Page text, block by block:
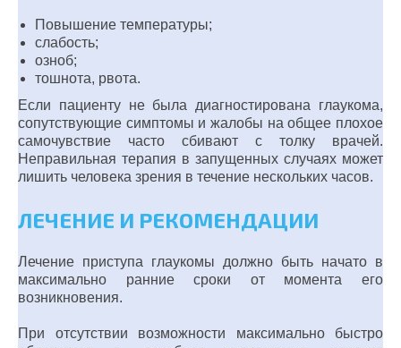
Повышение температуры;
слабость;
озноб;
тошнота, рвота.
Если пациенту не была диагностирована глаукома,
сопутствующие симптомы и жалобы на общее плохое
самочувствие часто сбивают с толку врачей.
Неправильная терапия в запущенных случаях может
лишить человека зрения в течение нескольких часов.
ЛЕЧЕНИЕ И РЕКОМЕНДАЦИИ
Лечение приступа глаукомы должно быть начато в
максимально ранние сроки от момента его
возникновения.
При отсутствии возможности максимально быстро